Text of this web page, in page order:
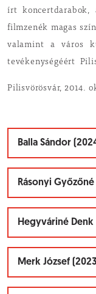
írt koncertdarabok,
filmzenék magas
valamint a város
tevékenységéért
Pilisvörösvár, 2014.
Balla Sándor
Rásonyi Győzőné
Hegyváriné Denk
Merk József (2023)